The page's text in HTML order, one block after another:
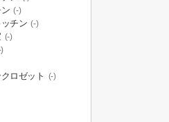
(-)
チン (-)
(-)
ロゼット (-)